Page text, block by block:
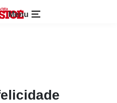
Menu